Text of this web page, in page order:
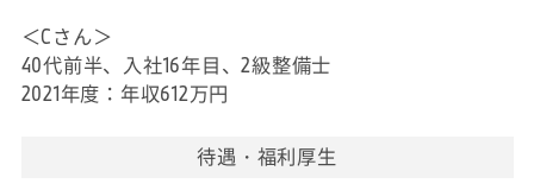
＜Cさん＞
40代前半、入社16年目、2級整備士
2021年度：年収612万円
待遇・福利厚生